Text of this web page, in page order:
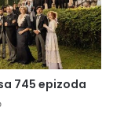
745 epizoda